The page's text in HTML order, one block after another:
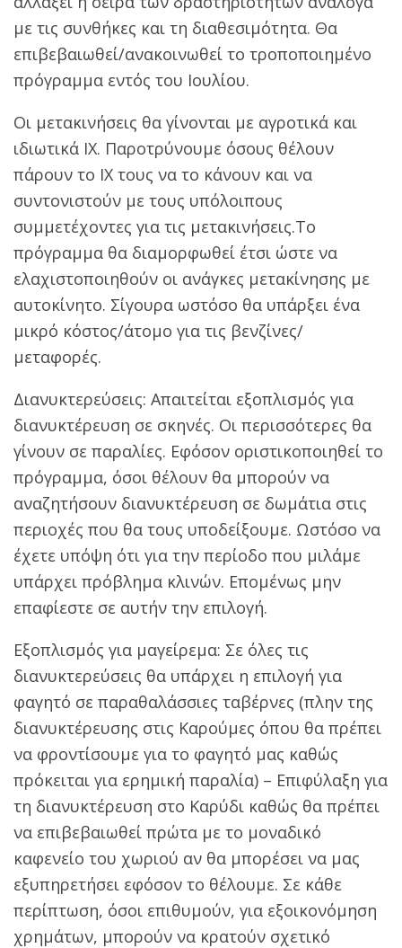
με τις συνθήκες και τη διαθεσιμότητα. Θα
επιβεβαιωθεί/ανακοινωθεί το τροποποιημένο
πρόγραμμα εντός του Ιουλίου.
Οι μετακινήσεις θα γίνονται με αγροτικά και
ιδιωτικά ΙΧ. Παροτρύνουμε όσους θέλουν
πάρουν το ΙΧ τους να το κάνουν και να
συντονιστούν με τους υπόλοιπους
συμμετέχοντες για τις μετακινήσεις.Το
πρόγραμμα θα διαμορφωθεί έτσι ώστε να
ελαχιστοποιηθούν οι ανάγκες μετακίνησης με
αυτοκίνητο. Σίγουρα ωστόσο θα υπάρξει ένα
μικρό κόστος/άτομο για τις βενζίνες/
μεταφορές.
Διανυκτερεύσεις: Απαιτείται εξοπλισμός για
διανυκτέρευση σε σκηνές. Οι περισσότερες θα
γίνουν σε παραλίες. Εφόσον οριστικοποιηθεί το
πρόγραμμα, όσοι θέλουν θα μπορούν να
αναζητήσουν διανυκτέρευση σε δωμάτια στις
περιοχές που θα τους υποδείξουμε. Ωστόσο να
έχετε υπόψη ότι για την περίοδο που μιλάμε
υπάρχει πρόβλημα κλινών. Επομένως μην
επαφίεστε σε αυτήν την επιλογή.
Εξοπλισμός για μαγείρεμα: Σε όλες τις
διανυκτερεύσεις θα υπάρχει η επιλογή για
φαγητό σε παραθαλάσσιες ταβέρνες (πλην της
διανυκτέρευσης στις Καρούμες όπου θα πρέπει
να φροντίσουμε για το φαγητό μας καθώς
πρόκειται για ερημική παραλία) – Επιφύλαξη για
τη διανυκτέρευση στο Καρύδι καθώς θα πρέπει
να επιβεβαιωθεί πρώτα με το μοναδικό
καφενείο του χωριού αν θα μπορέσει να μας
εξυπηρετήσει εφόσον το θέλουμε. Σε κάθε
περίπτωση, όσοι επιθυμούν, για εξοικονόμηση
χρημάτων, μπορούν να κρατούν σχετικό